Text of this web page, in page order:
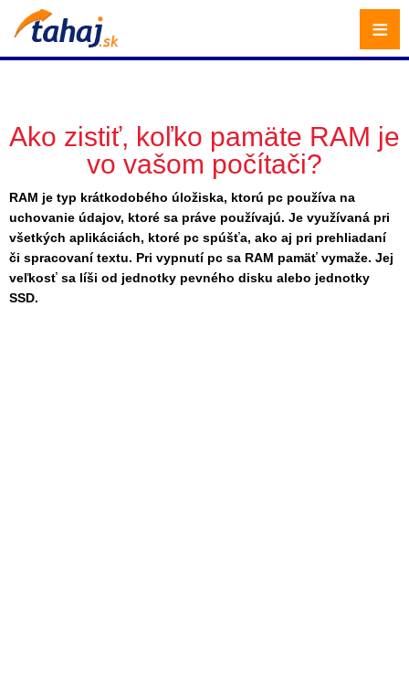
Ako zistiť, koľko pamäte RAM je
vo vašom počítači?
RAM je typ krátkodobého úložiska, ktorú pc používa na
uchovanie údajov, ktoré sa práve používajú. Je využívaná pri
všetkých aplikáciách, ktoré pc spúšťa, ako aj pri prehliadaní
či spracovaní textu. Pri vypnutí pc sa RAM pamäť vymaže. Jej
veľkosť sa líši od jednotky pevného disku alebo jednotky
SSD.
≡